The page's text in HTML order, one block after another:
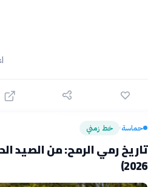
حماسة› خط زمني
2026)